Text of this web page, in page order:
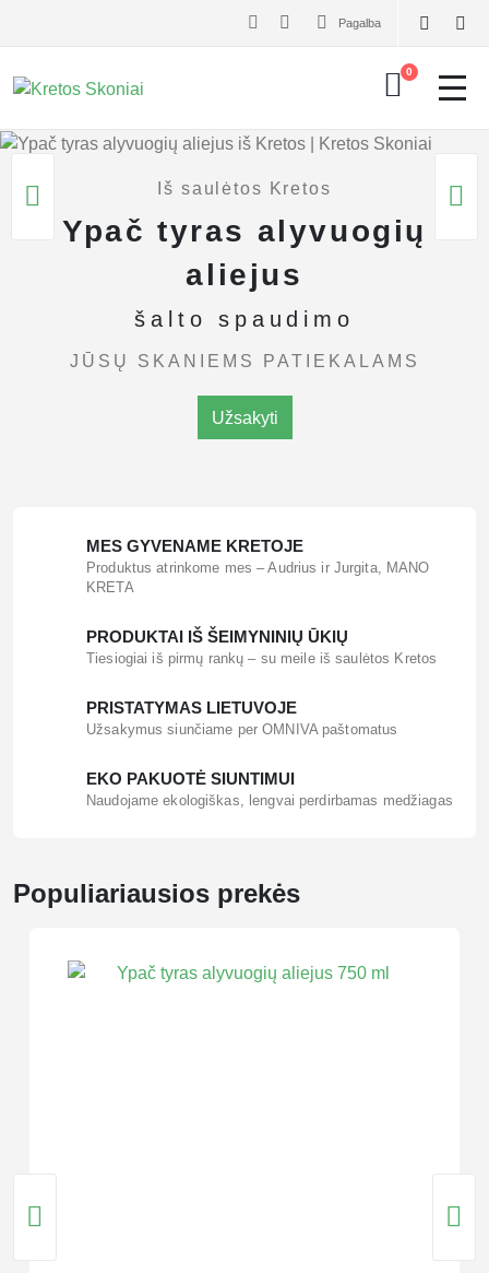
Pagalba
0
Iš saulėtos Kretos
Ypač tyras alyvuogių
aliejus
šalto spaudimo
JŪSŲ SKANIEMS PATIEKALAMS
Užsakyti
MES GYVENAME KRETOJE
Produktus atrinkome mes – Audrius ir Jurgita, MANO
KRETA
PRODUKTAI IŠ ŠEIMYNINIŲ ŪKIŲ
Tiesiogiai iš pirmų rankų – su meile iš saulėtos Kretos
PRISTATYMAS LIETUVOJE
Užsakymus siunčiame per OMNIVA paštomatus
EKO PAKUOTĖ SIUNTIMUI
Naudojame ekologiškas, lengvai perdirbamas medžiagas
Populiariausios prekės